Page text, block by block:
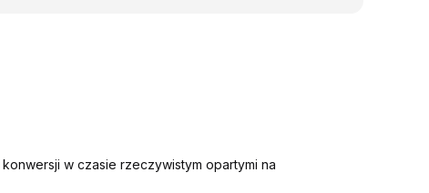
w czasie rzeczywistym opartymi na